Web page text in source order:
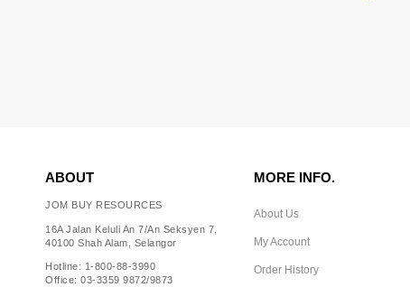
ABOUT
JOM BUY RESOURCES
16A Jalan Keluli An 7/An Seksyen 7,
40100 Shah Alam, Selangor
Hotline: 1-800-88-3990
Office: 03-3359 9872/9873
MORE INFO.
About Us
My Account
Order History